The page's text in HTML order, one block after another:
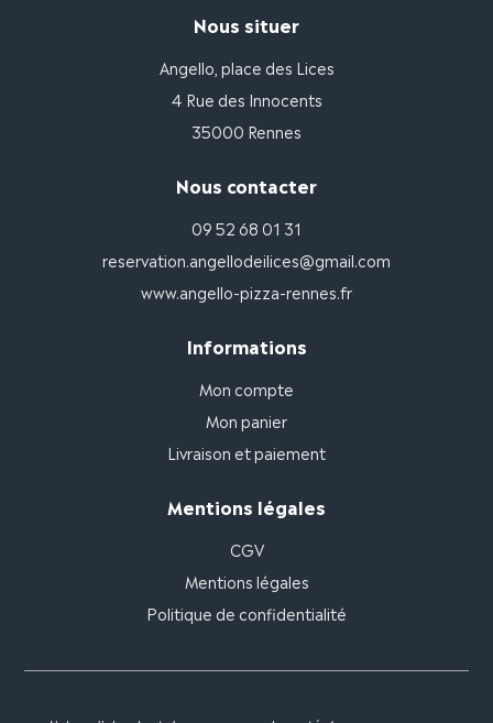
Nous situer
Angello, place des Lices
4 Rue des Innocents
35000 Rennes
Nous contacter
09 52 68 01 31
reservation.angellodeilices@gmail.com
www.angello-pizza-rennes.fr
Informations
Mon compte
Mon panier
Livraison et paiement
Mentions légales
CGV
Mentions légales
Politique de confidentialité